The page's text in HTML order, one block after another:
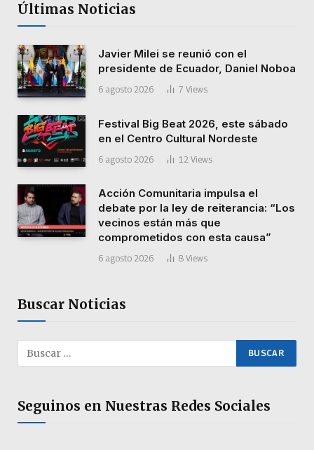
Últimas Noticias
Javier Milei se reunió con el
presidente de Ecuador, Daniel Noboa
6 agosto 2026 7 Views
Festival Big Beat 2026, este sábado
en el Centro Cultural Nordeste
6 agosto 2026 12 Views
Acción Comunitaria impulsa el
debate por la ley de reiterancia: “Los
vecinos están más que
comprometidos con esta causa”
6 agosto 2026 8 Views
Buscar Noticias
Seguinos en Nuestras Redes Sociales